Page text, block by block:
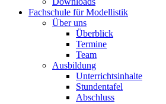
Fachschule für Modellistik
Über uns
Überblick
Termine
Team
Ausbildung
Unterrichtsinhalte
Stundentafel
Abschluss